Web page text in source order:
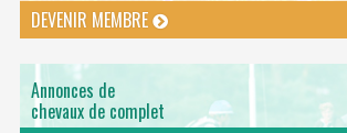
DEVENIR MEMBRE
Annonces de
chevaux de complet